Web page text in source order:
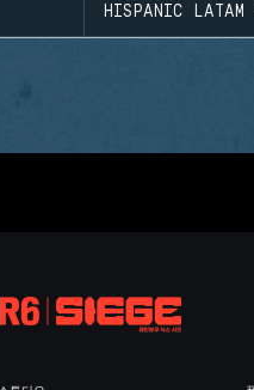
HISPANIC LATAM